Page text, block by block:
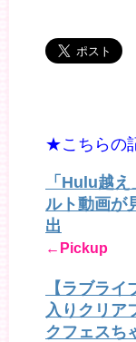
★こちらの
「Hulu越
ルト動画が
出
←Pickup
【ラブラ
入りクリア
クフェスち